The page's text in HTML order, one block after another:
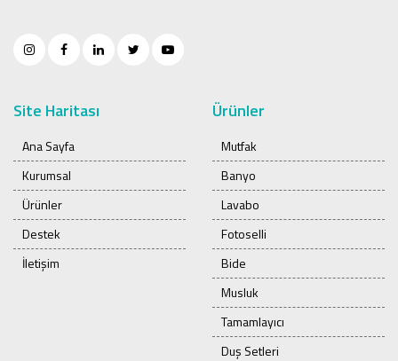
Site Haritası
Ana Sayfa
Kurumsal
Ürünler
Destek
İletişim
Ürünler
Mutfak
Banyo
Lavabo
Fotoselli
Bide
Musluk
Tamamlayıcı
Duş Setleri